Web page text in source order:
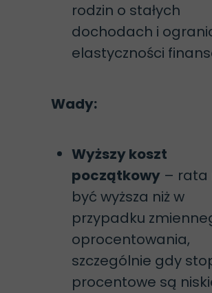
rodzin o stałych
dochodach i
elastyczności
Wady:
Wyższy koszt
początkowy – rata
być wyższa niż w
przypadku
oprocentowania,
szczególnie gdy
procentowe są